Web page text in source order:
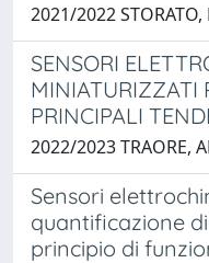
2021/2022 STORATO,
SENSORI
MINIATURIZZATI
PRINCIPALI
2022/2023 TRAORE,
Sensori
quantificazione
principio di